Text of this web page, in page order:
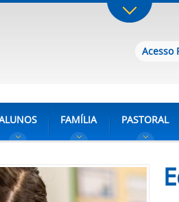
Acesso
FAMÍLIA PASTORAL